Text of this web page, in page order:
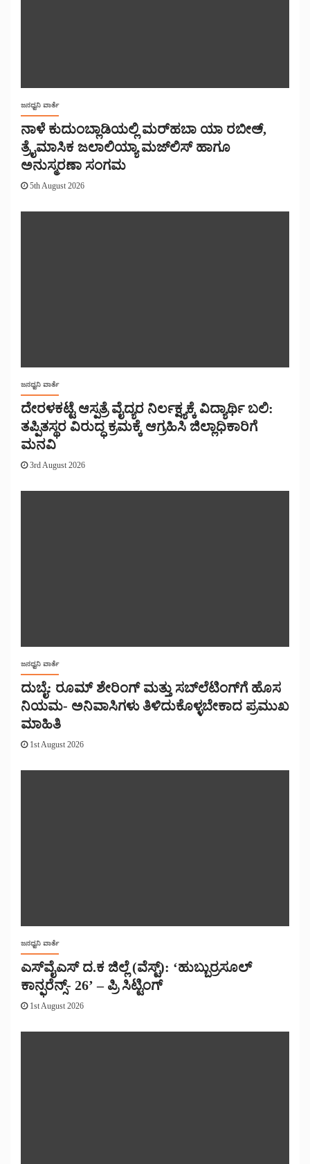
ಜನಧ್ವನಿ ವಾರ್ತೆ
ನಾಳೆ ಕುದುಂಬ್ಲಾಡಿಯಲ್ಲಿ ಮರ್‌‌ಹಬಾ ಯಾ ರಬೀಅ್,
ತ್ರೈಮಾಸಿಕ ಜಲಾಲಿಯ್ಯಾ ಮಜ್‌‌ಲಿಸ್‌‌ ಹಾಗೂ
ಅನುಸ್ಮರಣಾ ಸಂಗಮ
5th August 2026
ಜನಧ್ವನಿ ವಾರ್ತೆ
ದೇರಳಕಟ್ಟೆ ಆಸ್ಪತ್ರೆ ವೈದ್ಯರ ನಿರ್ಲಕ್ಷ್ಯಕ್ಕೆ ವಿದ್ಯಾರ್ಥಿ ಬಲಿ:
ತಪ್ಪಿತಸ್ಥರ ವಿರುದ್ಧ ಕ್ರಮಕ್ಕೆ ಆಗ್ರಹಿಸಿ ಜಿಲ್ಲಾಧಿಕಾರಿಗೆ
ಮನವಿ
3rd August 2026
ಜನಧ್ವನಿ ವಾರ್ತೆ
ದುಬೈ: ರೂಮ್ ಶೇರಿಂಗ್ ಮತ್ತು ಸಬ್‌ಲೆಟಿಂಗ್‌ಗೆ ಹೊಸ
ನಿಯಮ- ಅನಿವಾಸಿಗಳು ತಿಳಿದುಕೊಳ್ಳಬೇಕಾದ ಪ್ರಮುಖ
ಮಾಹಿತಿ
1st August 2026
ಜನಧ್ವನಿ ವಾರ್ತೆ
ಎಸ್‌ವೈಎಸ್ ದ.ಕ ಜಿಲ್ಲೆ (ವೆಸ್ಟ್): ‘ಹುಬ್ಬುರ್ರಸೂಲ್
ಕಾನ್ಫರೆನ್ಸ್- 26’ – ಪ್ರಿ ಸಿಟ್ಟಿಂಗ್
1st August 2026